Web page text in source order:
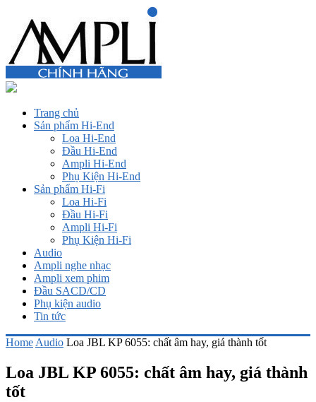
Trang chủ
Sản phẩm Hi-End
Loa Hi-End
Đầu Hi-End
Ampli Hi-End
Phụ Kiện Hi-End
Sản phẩm Hi-Fi
Loa Hi-Fi
Đầu Hi-Fi
Ampli Hi-Fi
Phụ Kiện Hi-Fi
Audio
Ampli nghe nhạc
Ampli xem phim
Đầu SACD/CD
Phụ kiện audio
Tin tức
Home Audio Loa JBL KP 6055: chất âm hay, giá thành tốt
Loa JBL KP 6055: chất âm hay, giá thành
tốt